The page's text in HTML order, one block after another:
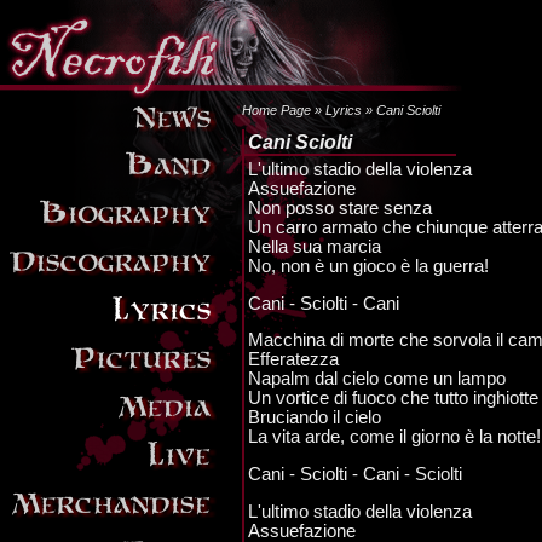
Home Page » Lyrics » Cani Sciolti
Cani Sciolti
L'ultimo stadio della violenza
Assuefazione
Non posso stare senza
Un carro armato che chiunque atterra
Nella sua marcia
No, non è un gioco è la guerra!
Cani - Sciolti - Cani
Macchina di morte che sorvola il
Efferatezza
Napalm dal cielo come un lampo
Un vortice di fuoco che tutto inghiotte
Bruciando il cielo
La vita arde, come il giorno è la notte!
Cani - Sciolti - Cani - Sciolti
L'ultimo stadio della violenza
Assuefazione